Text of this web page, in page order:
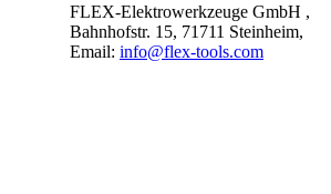
FLEX-Elektrowerkzeuge GmbH ,
Bahnhofstr. 15, 71711 Steinheim,
Email: info@flex-tools.com